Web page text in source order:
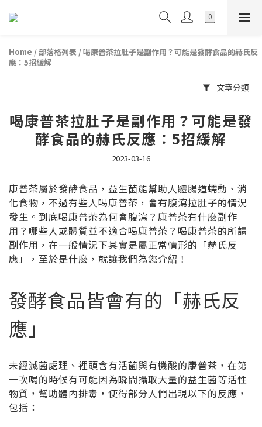
Home / 部落格列表 /喝康普茶拉肚子是副作用？可能是發酵食品的赫氏反
應：5招緩解
文章分類
喝康普茶拉肚子是副作用？可能是發
酵食品的赫氏反應：5招緩解
2023-03-16
康普茶屬於發酵食品，益生菌能幫助人體腸道蠕動、消
化食物，不過有些人喝康普茶，會有腹瀉拉肚子的情況
發生。到底喝康普茶為何會腹瀉？康普茶有什麼副作
用？哪些人或體質並不適合喝康普茶？喝康普茶的所謂
副作用，在一般情況下其實是屬正常情形的「赫氏反
應」，至於是什麼，就讓我們為您介紹！
發酵食品皆會有的「赫氏反
應」
未經滅菌處理、裡頭含有活菌與有機酸的康普茶，在第
一次喝的時候有可能因為瞬間攝取大量的益生菌等活性
物質，幫助體內排毒，使得部分人們出現以下的反應，
包括：